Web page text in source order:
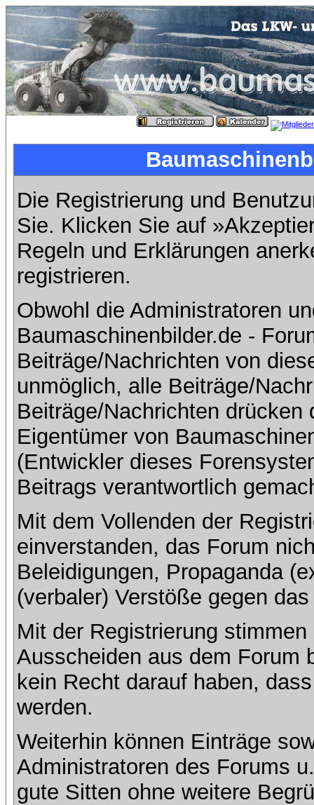
Die Registrierung und
Sie. Klicken Sie auf
Regeln und Erklärungen
registrieren.
Obwohl die Administratoren
Baumaschinenbilder.de -
Beiträge/Nachrichten von
unmöglich, alle Beiträge/
Beiträge/Nachrichten
Eigentümer von
(Entwickler dieses
Beitrags verantwortlich
Mit dem Vollenden der
einverstanden, das Forum
Beleidigungen, Propaganda
(verbaler) Verstöße gegen
Mit der Registrierung
Ausscheiden aus dem Forum
kein Recht darauf haben,
werden.
Weiterhin können Einträge
Administratoren des Forums
gute Sitten ohne weitere